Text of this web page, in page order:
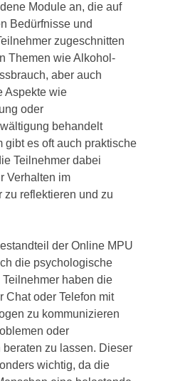
Module an, die auf
Bedürfnisse und
zugeschnitten
Themen wie Alkohol-
aber auch
Aspekte wie
oder
behandelt
gibt es oft auch praktische
Teilnehmer dabei
Verhalten im
zu reflektieren und zu
der Online MPU
die psychologische
haben die
Chat oder Telefon mit
zu kommunizieren
oder
zu lassen. Dieser
wichtig, da die